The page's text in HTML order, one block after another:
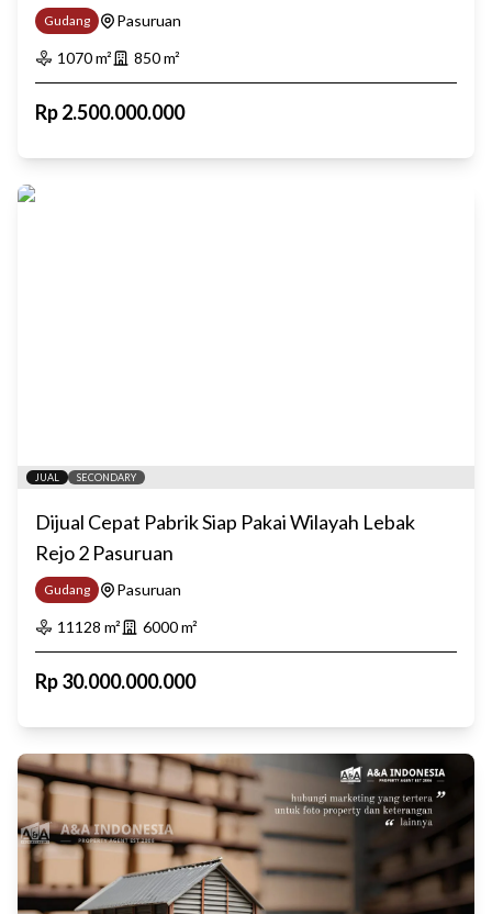
Gudang
Pasuruan
1070m² 850m²
Rp2.500.000.000
JUAL SECONDARY
Dijual Cepat Pabrik Siap Pakai Wilayah Lebak
Rejo 2 Pasuruan
Gudang
Pasuruan
11128 m² 6000m²
Rp30.000.000.000